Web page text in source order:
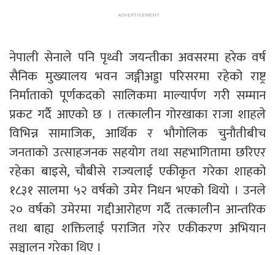
नेपाली सेनाले पनि पृथ्वी जयन्तीका अवसरमा हरेक वर्ष
सैनिक मुख्यालय भवन जङ्गीअड्डा परिसरमा रहेको राष्ट्र
निर्माताको पूर्णकदको सालिकमा माल्यार्पण गरी सम्मान
प्रकट गर्दै आएको छ । तत्कालीन गोरखाका राजा शाहले
विभिन्न सामाजिक, आर्थिक र भौगोलिक चुनौतीबीच
जनताको उत्साहजनक सहयोग तथा सहभागितामा छरिएर
रहेका बाइसे, चौबीसे राज्यलाई एकीकृत गरेका शाहको
१८३१ सालमा ५२ वर्षको उमेर निधन भएको थियो । उनले
२० वर्षको उमेरमा गद्दीआरोहण गर्दै तत्कालीन आन्तरिक
तथा बाह्य शक्तिलाई पराजित गरेर एकीकरण अभियान
सञ्चालन गरेका थिए ।